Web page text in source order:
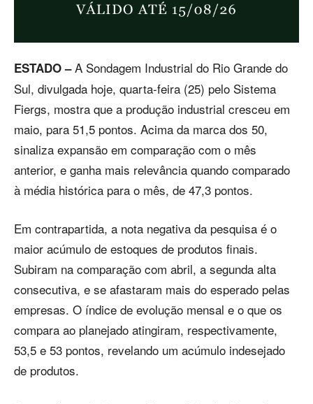
ESTADO –A Sondagem Industrial do Rio Grande do
Sul, divulgada hoje, quarta-feira (25) pelo Sistema
Fiergs, mostra que a produção industrial cresceu em
maio, para 51,5 pontos. Acima da marca dos 50,
sinaliza expansão em comparação com o mês
anterior, e ganha mais relevância quando comparado
à média histórica para o mês, de 47,3 pontos.
Em contrapartida, a nota negativa da pesquisa é o
maior acúmulo de estoques de produtos finais.
Subiram na comparação com abril, a segunda alta
consecutiva, e se afastaram mais do esperado pelas
empresas. O índice de evolução mensal e o que os
compara ao planejado atingiram, respectivamente,
53,5 e 53 pontos, revelando um acúmulo indesejado
de produtos.